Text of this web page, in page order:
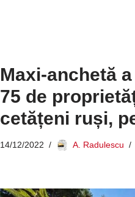
Maxi-anchetă
75 de
cetățeni ruși,
14/12/2022 A. Radulescu